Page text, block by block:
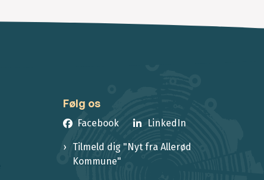
Følg os
Facebook LinkedIn
Tilmeld dig "Nyt fra Allerød
Kommune"